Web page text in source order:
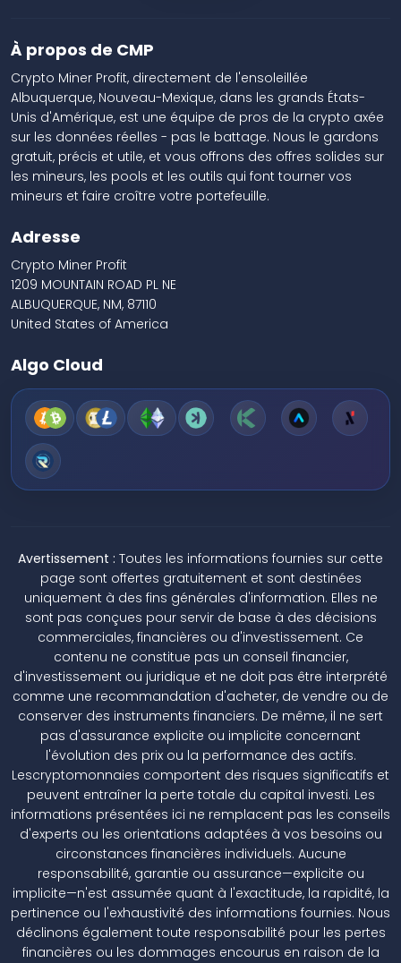
À propos de CMP
Crypto Miner Profit, directement de l'ensoleillée
Albuquerque, Nouveau-Mexique, dans les grands États-
Unis d'Amérique, est une équipe de pros de la crypto axée
sur les données réelles - pas le battage. Nous le gardons
gratuit, précis et utile, et vous offrons des offres solides sur
les mineurs, les pools et les outils qui font tourner vos
mineurs et faire croître votre portefeuille.
Adresse
Crypto Miner Profit
1209 MOUNTAIN ROAD PL NE
ALBUQUERQUE, NM, 87110
United States of America
Algo Cloud
Avertissement : Toutes les informations fournies sur cette
page sont offertes gratuitement et sont destinées
uniquement à des fins générales d'information. Elles ne
sont pas conçues pour servir de base à des décisions
commerciales, financières ou d'investissement. Ce
contenu ne constitue pas un conseil financier,
d'investissement ou juridique et ne doit pas être interprété
comme une recommandation d'acheter, de vendre ou de
conserver des instruments financiers. De même, il ne sert
pas d'assurance explicite ou implicite concernant
l'évolution des prix ou la performance des actifs.
Lescryptomonnaies comportent des risques significatifs et
peuvent entraîner la perte totale du capital investi. Les
informations présentées ici ne remplacent pas les conseils
d'experts ou les orientations adaptées à vos besoins ou
circonstances financières individuels. Aucune
responsabilité, garantie ou assurance—explicite ou
implicite—n'est assumée quant à l'exactitude, la rapidité, la
pertinence ou l'exhaustivité des informations fournies. Nous
déclinons également toute responsabilité pour les pertes
financières ou les dommages encourus en raison de la